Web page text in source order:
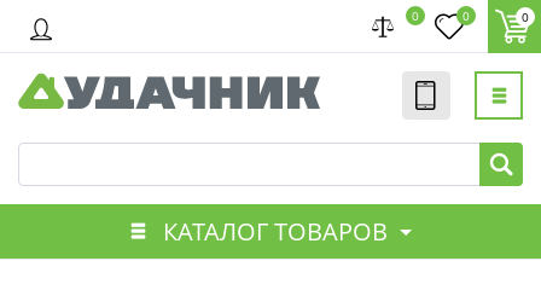
0 0 0
КАТАЛОГ ТОВАРОВ